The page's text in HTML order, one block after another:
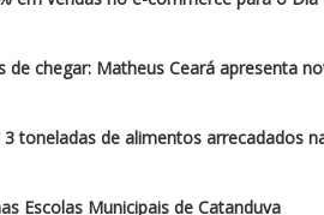
de chegar: Matheus Ceará apresenta
toneladas de alimentos arrecadados
Escolas Municipais de Catanduva